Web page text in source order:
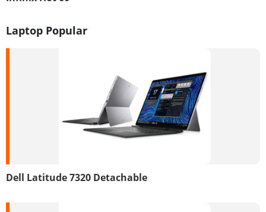
Laptop Popular
Dell Latitude 7320 Detachable